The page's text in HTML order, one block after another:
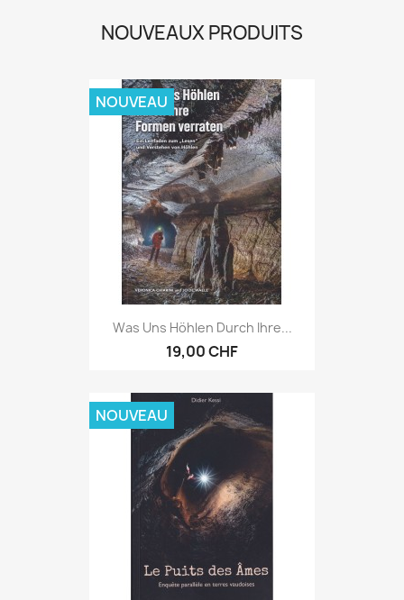
NOUVEAUX PRODUITS
Was Uns Höhlen Durch Ihre...
19,00 CHF
NOUVEAU
NOUVEAU